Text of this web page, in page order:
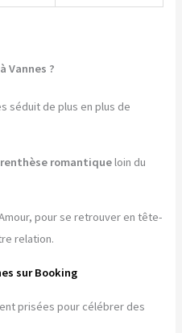
Vannes ?
séduit de plus en plus de
romantiqueloin du
pour se retrouver en tête-
relation.
sur Booking
prisées pour célébrer des